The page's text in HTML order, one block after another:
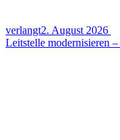
verlangt2. August 2026
Leitstelle modernisieren